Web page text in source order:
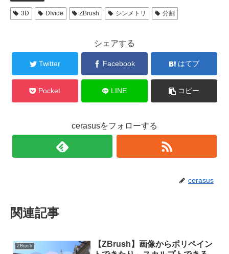
3D DIvide ZBrush シンメトリ 分割
シェアする
Twitter Facebook はてブ
Pocket LINE コピー
cerasusをフォローする
cerasus
関連記事
ZBrush
【ZBrush】画像からポリペイン